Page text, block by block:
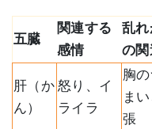
五臓
関連する
感情
乱
の関
肝（か
ん）
怒り、イ
ライラ
胸
ま
張